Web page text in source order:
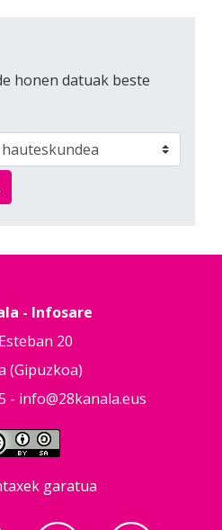
honen datuak beste
- Infosare
20
(Gipuzkoa)
- info@28kanala.eus
garatua